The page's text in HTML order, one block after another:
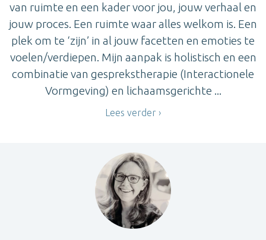
van ruimte en een kader voor jou, jouw verhaal en
jouw proces. Een ruimte waar alles welkom is. Een
plek om te ‘zijn’ in al jouw facetten en emoties te
voelen/verdiepen. Mijn aanpak is holistisch en een
combinatie van gesprekstherapie (Interactionele
Vormgeving) en lichaamsgerichte ...
Lees verder